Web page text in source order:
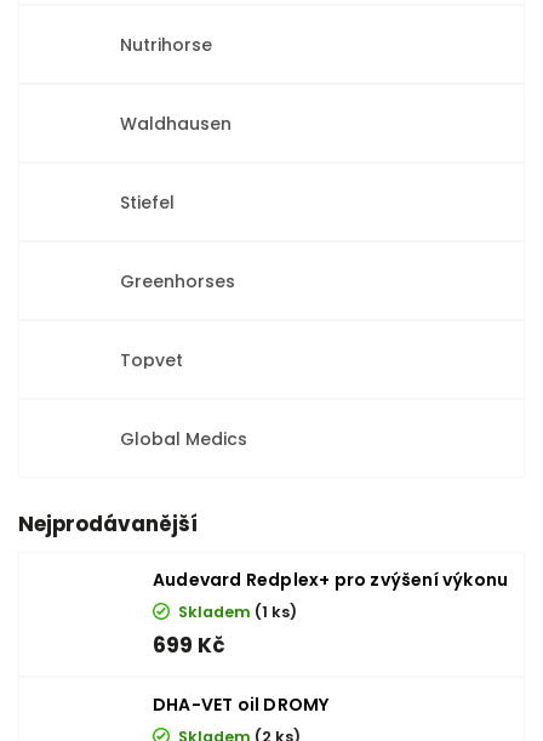
Nutrihorse
Waldhausen
Stiefel
Greenhorses
Topvet
Global Medics
Nejprodávanější
Audevard Redplex+ pro zvýšení výkonu
Skladem (1 ks)
699 Kč
DHA-VET oil DROMY
Skladem (2 ks)